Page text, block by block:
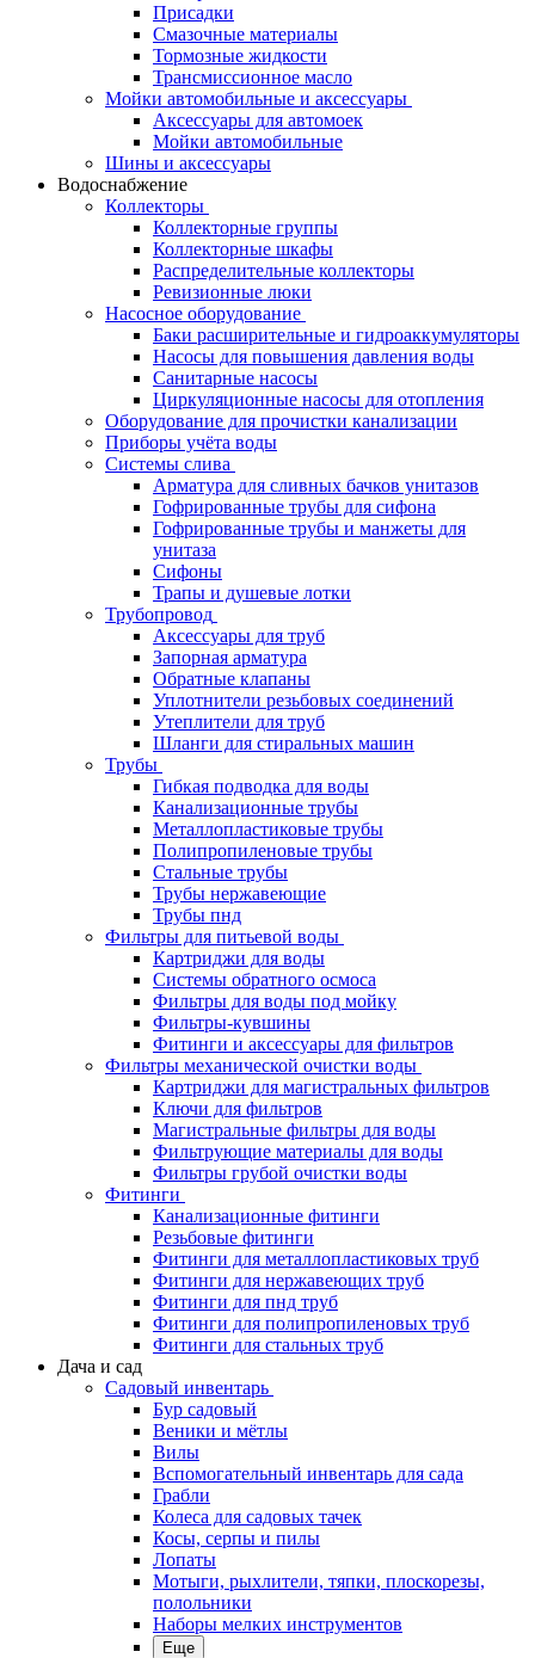
Присадки
Смазочные материалы
Тормозные жидкости
Трансмиссионное масло
Мойки автомобильные и аксессуары
Аксессуары для автомоек
Мойки автомобильные
Шины и аксессуары
Водоснабжение
Коллекторы
Коллекторные группы
Коллекторные шкафы
Распределительные коллекторы
Ревизионные люки
Насосное оборудование
Баки расширительные и гидроаккумуляторы
Насосы для повышения давления воды
Санитарные насосы
Циркуляционные насосы для отопления
Оборудование для прочистки канализации
Приборы учёта воды
Системы слива
Арматура для сливных бачков унитазов
Гофрированные трубы для сифона
Гофрированные трубы и манжеты для
унитаза
Сифоны
Трапы и душевые лотки
Трубопровод
Аксессуары для труб
Запорная арматура
Обратные клапаны
Уплотнители резьбовых соединений
Утеплители для труб
Шланги для стиральных машин
Трубы
Гибкая подводка для воды
Канализационные трубы
Металлопластиковые трубы
Полипропиленовые трубы
Стальные трубы
Трубы нержавеющие
Трубы пнд
Фильтры для питьевой воды
Картриджи для воды
Системы обратного осмоса
Фильтры для воды под мойку
Фильтры-кувшины
Фитинги и аксессуары для фильтров
Фильтры механической очистки воды
Картриджи для магистральных фильтров
Ключи для фильтров
Магистральные фильтры для воды
Фильтрующие материалы для воды
Фильтры грубой очистки воды
Фитинги
Канализационные фитинги
Резьбовые фитинги
Фитинги для металлопластиковых труб
Фитинги для нержавеющих труб
Фитинги для пнд труб
Фитинги для полипропиленовых труб
Фитинги для стальных труб
Дача и сад
Садовый инвентарь
Бур садовый
Веники и мётлы
Вилы
Вспомогательный инвентарь для сада
Грабли
Колеса для садовых тачек
Косы, серпы и пилы
Лопаты
Мотыги, рыхлители, тяпки, плоскорезы,
полольники
Наборы мелких инструментов
Еще